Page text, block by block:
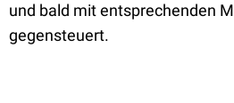
und bald mit entsprechenden
gegensteuert.